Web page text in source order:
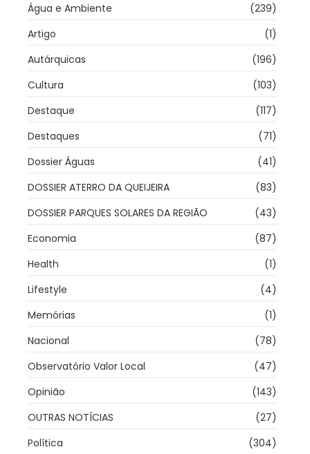
Água e Ambiente
(239)
Artigo
(1)
Autárquicas
(196)
Cultura
(103)
Destaque
(117)
Destaques
(71)
Dossier Águas
(41)
DOSSIER ATERRO DA QUEIJEIRA
(83)
DOSSIER PARQUES SOLARES DA REGIÃO
(43)
Economia
(87)
Health
(1)
Lifestyle
(4)
Memórias
(1)
Nacional
(78)
Observatório Valor Local
(47)
Opinião
(143)
OUTRAS NOTÍCIAS
(27)
Política
(304)